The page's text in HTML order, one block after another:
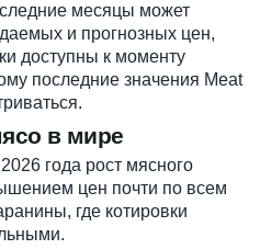
месяцы может
и прогнозных цен,
доступны к моменту
последние значения Meat
в мире
года рост мясного
цен почти по всем
где котировки